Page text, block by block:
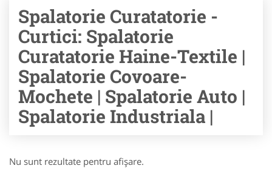
Spalatorie Curatatorie -
Curtici: Spalatorie
Curatatorie Haine-Textile |
Spalatorie Covoare-
Mochete | Spalatorie Auto |
Spalatorie Industriala |
Nu sunt rezultate pentru afişare.